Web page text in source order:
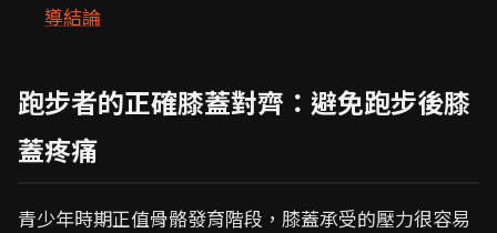
導結論
跑步者的正確膝蓋對齊：避免跑步後膝
蓋疼痛
青少年時期正值骨骼發育階段，膝蓋承受的壓力很容易